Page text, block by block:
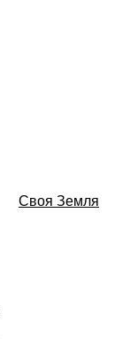
Своя Земля